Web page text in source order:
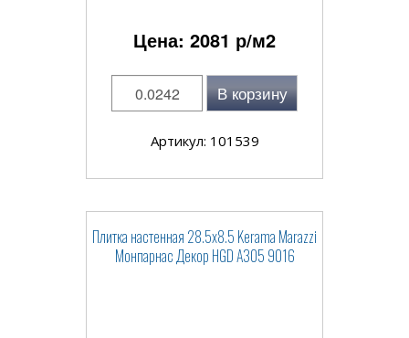
Цена: 2081 р/м2
В корзину
Артикул: 101539
Плитка настенная 28.5x8.5 Kerama Marazzi
Монпарнас Декор HGD A305 9016